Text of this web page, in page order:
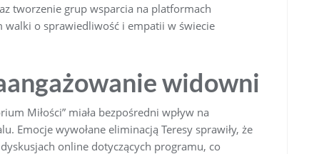
tworzenie grup wsparcia na platformach
walki o sprawiedliwość i empatii w świecie
widowni
Miłości” miała bezpośredni wpływ na
Emocje wywołane eliminacją Teresy sprawiły, że
online dotyczących programu, co